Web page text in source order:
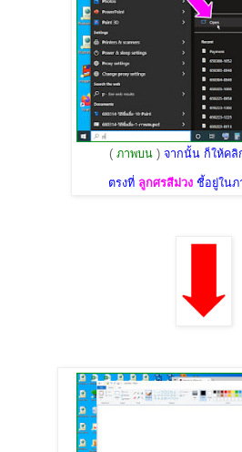
( ภาพบน)จากนั้น ก็ให้คลิ
ตรงที่ ลูกศรสีม่วงชี้อยู่ในภ